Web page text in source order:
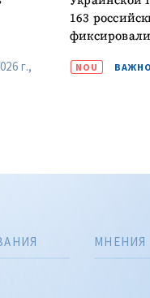
г.,
163
NOU
МНЕНИЯ